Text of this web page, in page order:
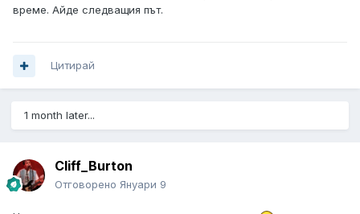
време. Айде следващия път.
Цитирай
1 month later...
Cliff_Burton
Отговорено Януари 9